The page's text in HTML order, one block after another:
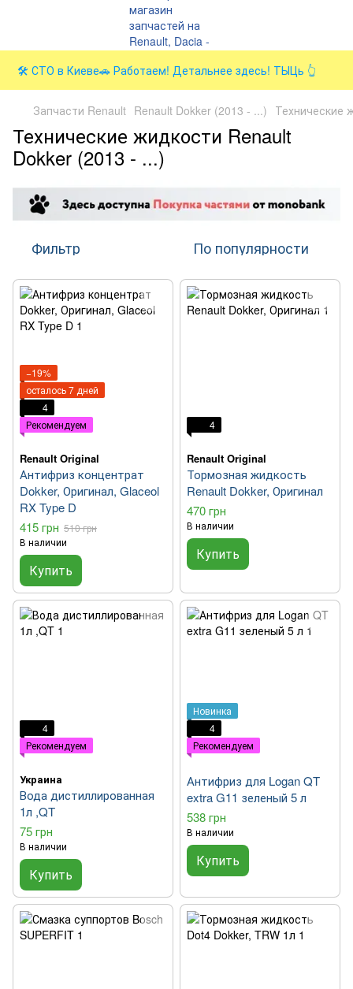
🛠️ СТО в Киеве🚗 Работаем! Детальнее здесь! ТЫЦь 👆
Запчасти Renault Renault Dokker (2013 - ...) Технические
Технические жидкости Renault
Dokker (2013 - ...)
Фильтр По популярности
−19%
осталось 7 дней
4
Рекомендуем
Renault Original
Антифриз концентрат
Dokker, Оригинал, Glaceol
RX Type D
415 грн 510 грн
В наличии
Купить
4
Renault Original
Тормозная жидкость
Renault Dokker, Оригинал
470 грн
В наличии
Купить
4
Рекомендуем
Украина
Вода дистиллированная
1л ,QT
75 грн
В наличии
Купить
Новинка
4
Рекомендуем
Антифриз для Logan QT
extra G11 зеленый 5 л
538 грн
В наличии
Купить